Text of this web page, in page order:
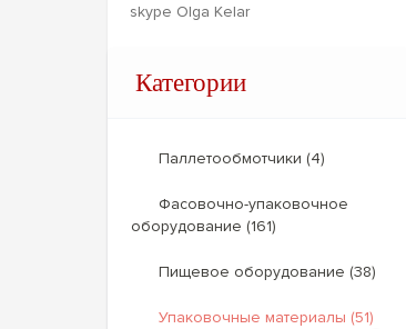
skype Olga Kelar
Категории
Паллетообмотчики (4)
Фасовочно-упаковочное
оборудование (161)
Пищевое оборудование (38)
Упаковочные материалы (51)